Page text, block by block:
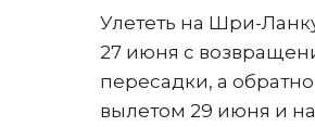
Улететь на Шри-
27 июня с
пересадки, а обратно
вылетом 29 июня и